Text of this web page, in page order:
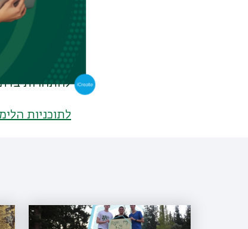
הראשון של
מתרגלי
מציע השקפת
הסבל
להתחרות
לתוכניות